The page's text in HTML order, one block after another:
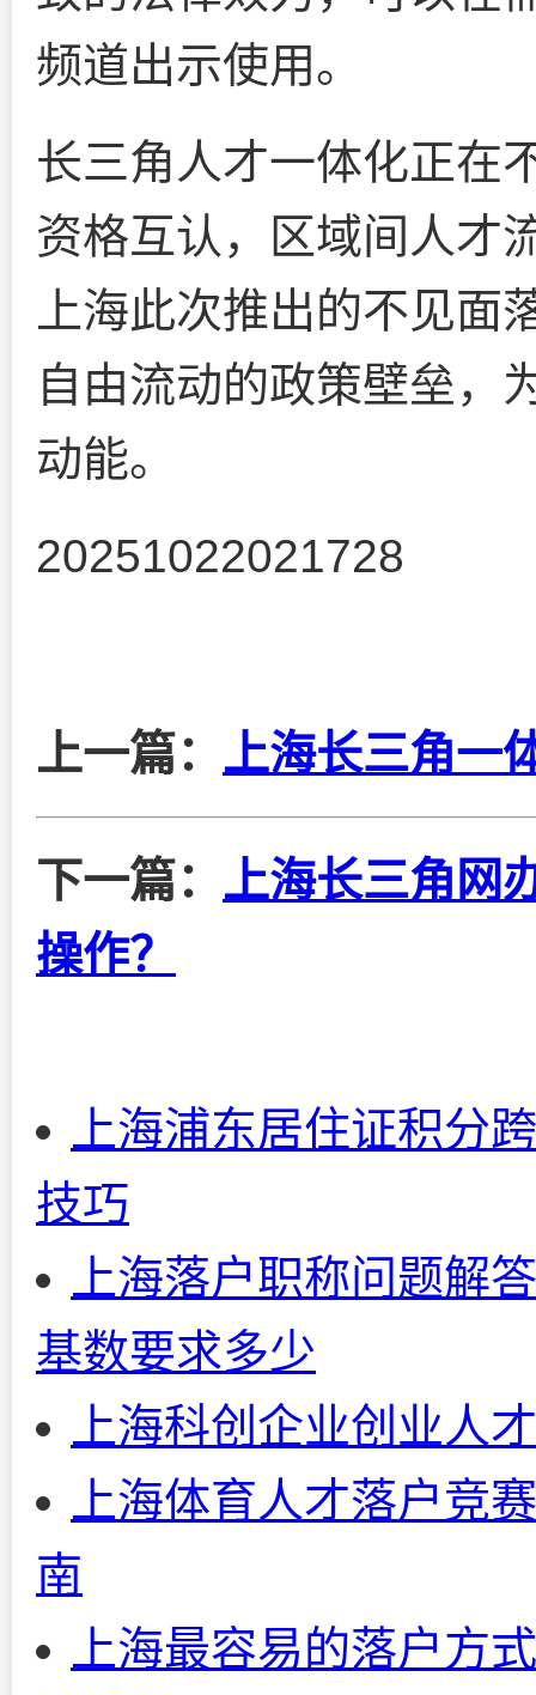
频道出示使用。
长三角人才一体化正在
资格互认，区域间人才
上海此次推出的不见面
自由流动的政策壁垒，
动能。
20251022021728
上一篇： 上海长三角一
下一篇： 上海长三角网
操作？
上海浦东居住证积分
技巧
上海落户职称问题解
基数要求多少
上海科创企业创业人
上海体育人才落户竞
南
上海最容易的落户方